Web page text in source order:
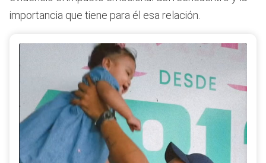
importancia que tiene para él esa relación.